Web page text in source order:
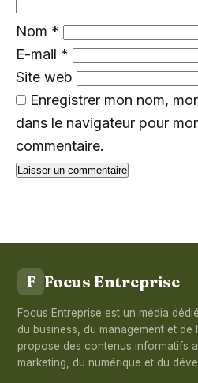
Nom *
E-mail *
Site web
Enregistrer mon nom,
dans le navigateur pour
commentaire.
F Focus Entreprise
Focus Entreprise est un média
du business, du management et de
propose des contenus informatifs
marketing, du numérique et du